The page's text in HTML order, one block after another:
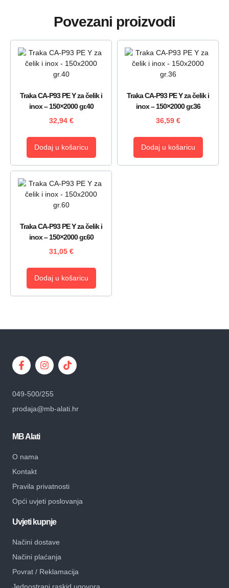
Povezani proizvodi
Traka CA-P93 PE Y za čelik i
inox – 150×2000 gr.40
32,94 €
Dodaj u košaricu
Traka CA-P93 PE Y za čelik i
inox – 150×2000 gr.36
36,59 €
Dodaj u košaricu
Traka CA-P93 PE Y za čelik i
inox – 150×2000 gr.60
31,05 €
Dodaj u košaricu
049-500/255
prodaja@mb-alati.hr
MB Alati
O nama
Kontakt
Pravila privatnosti
Opći uvjeti poslovanja
Uvjeti kupnje
Načini dostave
Načini plaćanja
Povrat / Reklamacija
Jednostrani raskid ugovora